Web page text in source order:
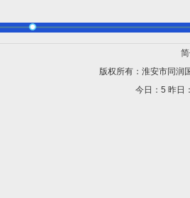
版权所有：淮安市同润
今日：5 昨日